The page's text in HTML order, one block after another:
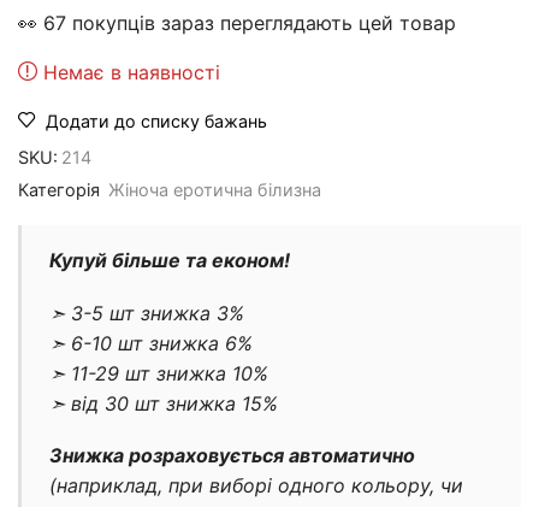
👀 67 покупців зараз переглядають цей товар
Немає в наявності
Додати до списку бажань
SKU: 214
Категорія Жіноча еротична білизна
Купуй більше та економ!
➣ 3-5 шт знижка 3%
➣ 6-10 шт знижка 6%
➣ 11-29 шт знижка 10%
➣ від 30 шт знижка 15%
Знижка розраховується автоматично
(наприклад, при виборі одного кольору, чи